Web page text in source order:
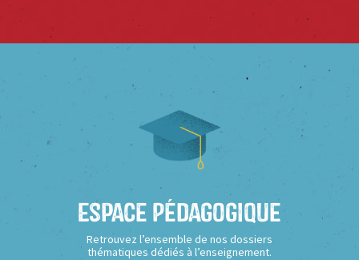
Espace Pédagogique
Retrouvez l’ensemble de nos dossiers
thématiques dédiés à l’enseignement.